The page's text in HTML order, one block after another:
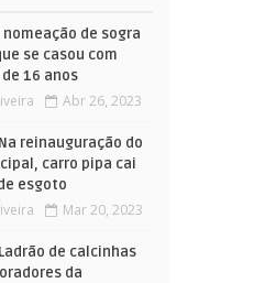
de sogra
se casou com
16 anos
Abr 26, 2023
reinauguração do
carro pipa cai
esgoto
Mar 20, 2023
de calcinhas
da